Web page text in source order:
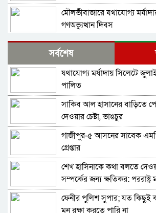
মৌলভীবাজারে যথাযোগ্য
গণঅভ্যুত্থান দিবস
কুষ্টিয়ায় নানা আয়োজনে জুলাই
পালিত
বহিরাগতদের নিয়ে র‍্যালি
করে বরিশাল বিশ্ববিদ্যালয়ে
আহত ১০
বেগম রোকেয়া বিশ্ববিদ্যালয়ে
আহত অন্তত ২০
মদপান করে দুই রুশ নাগরিকের
একজনের মৃত্যু, আরেকজন
নাগরপুরে প্রায় ৪ কোটি টাকার
সড়ক না থাকায় দুর্ভোগে ১৫
দুবাইয়ের কারাগার থেকে
সর্বশেষ
যথাযোগ্য মর্যাদায় সিলেটে
পালিত
সাকিব আল হাসানের বাড়িতে
দেওয়ার চেষ্টা, ভাঙচুর
গাজীপুর-৫ আসনের সাবেক
গ্রেপ্তার
শেখ হাসিনাকে কথা বলতে
সম্পর্কের জন্য ক্ষতিকর: পররাষ্ট্র
ফেনীর পুলিশ সুপার; যত কিছুই
মন রক্ষা করতে পারি না